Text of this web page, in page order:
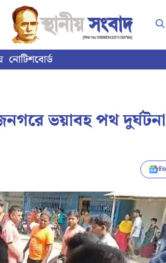
নোটিশবোর্ড
ভয়াবহ পথ